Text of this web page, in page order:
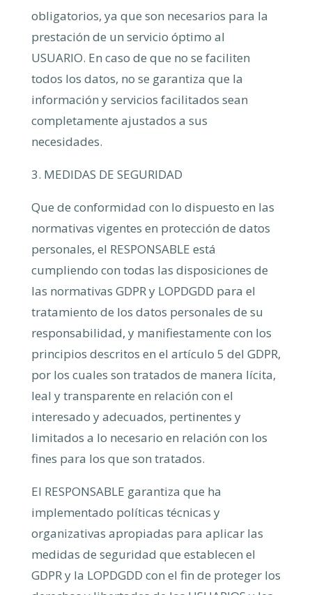
obligatorios, ya que son necesarios para la
prestación de un servicio óptimo al
USUARIO. En caso de que no se faciliten
todos los datos, no se garantiza que la
información y servicios facilitados sean
completamente ajustados a sus
necesidades.
3. MEDIDAS DE SEGURIDAD
Que de conformidad con lo dispuesto en las
normativas vigentes en protección de datos
personales, el RESPONSABLE está
cumpliendo con todas las disposiciones de
las normativas GDPR y LOPDGDD para el
tratamiento de los datos personales de su
responsabilidad, y manifiestamente con los
principios descritos en el artículo 5 del GDPR,
por los cuales son tratados de manera lícita,
leal y transparente en relación con el
interesado y adecuados, pertinentes y
limitados a lo necesario en relación con los
fines para los que son tratados.
El RESPONSABLE garantiza que ha
implementado políticas técnicas y
organizativas apropiadas para aplicar las
medidas de seguridad que establecen el
GDPR y la LOPDGDD con el fin de proteger los